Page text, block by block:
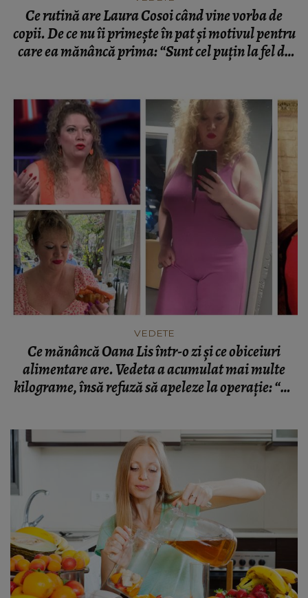
Ce rutină are Laura Cosoi când vine vorba de
copii. De ce nu îi primește în pat și motivul pentru
care ea mănâncă prima: “Sunt cel puțin la fel de
VEDETE
Ce mănâncă Oana Lis într-o zi și ce obiceiuri
alimentare are. Vedeta a acumulat mai multe
kilograme, însă refuză să apeleze la operație: “Aș